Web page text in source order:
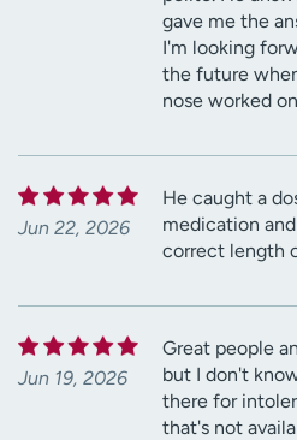
gave me the
I'm looking
the future
nose worked
Jun 22, 2026
He caught a
medication
correct length
Jun 19, 2026
Great people
but I don't
there for
that's not